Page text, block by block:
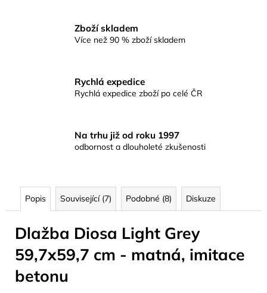
Zboží skladem
Více než 90 % zboží skladem
Rychlá expedice
Rychlá expedice zboží po celé ČR
Na trhu již od roku 1997
odbornost a dlouholeté zkušenosti
Popis Související (7) Podobné (8) Diskuze
Dlažba Diosa Light Grey
59,7x59,7 cm - matná, imitace
betonu